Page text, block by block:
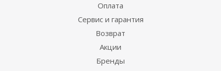
Оплата
Сервис и гарантия
Возврат
Акции
Бренды